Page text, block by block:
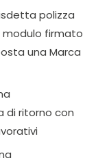
polizza
modulo firmato
una Marca
di ritorno con